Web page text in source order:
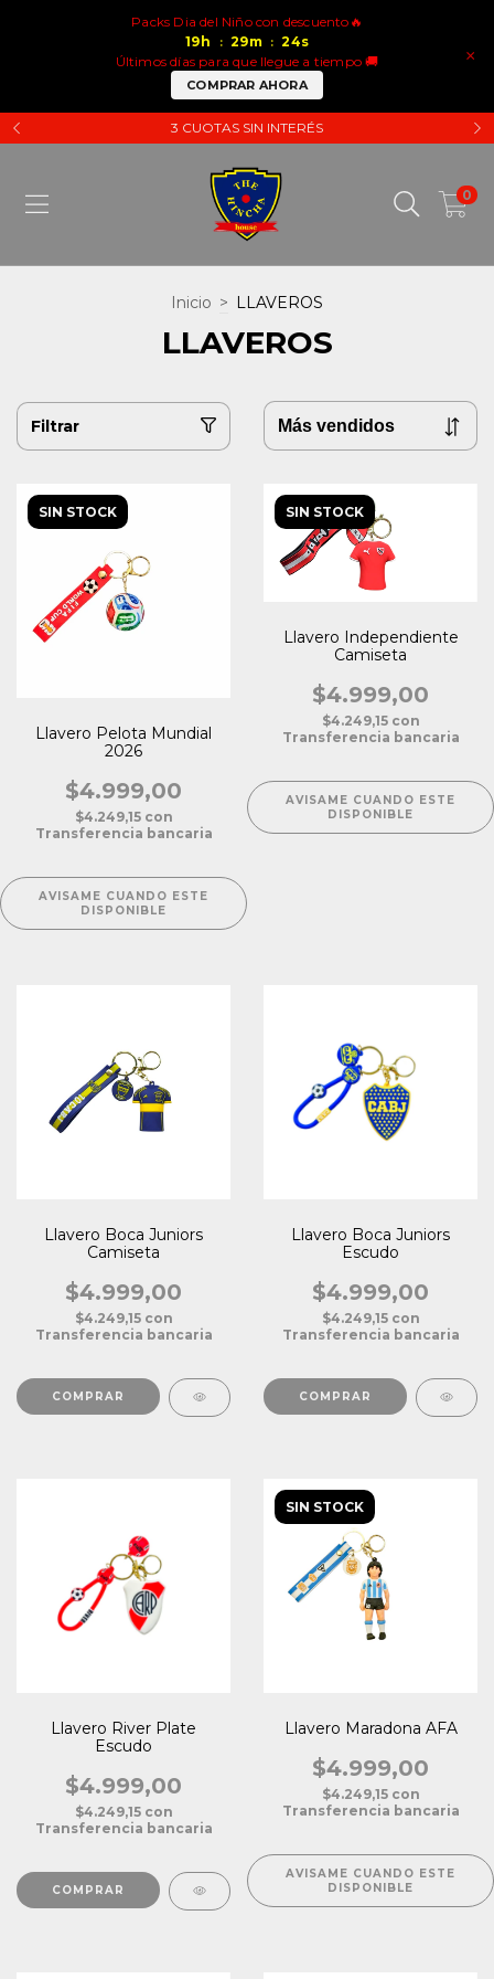
×
Packs Dia del Niño con descuento🔥
19 h : 29m : 24s
Últimos días para que llegue a tiempo 🚚
COMPRAR AHORA
3 CUOTAS SIN INTERÉS
0
Inicio > LLAVEROS
LLAVEROS
Filtrar
SIN STOCK
Llavero Pelota Mundial
2026
$4.999,00
$4.249,15 con
Transferencia bancaria
AVISAME CUANDO ESTE
DISPONIBLE
SIN STOCK
Llavero Independiente
Camiseta
$4.999,00
$4.249,15 con
Transferencia bancaria
AVISAME CUANDO ESTE
DISPONIBLE
Llavero Boca Juniors
Camiseta
$4.999,00
$4.249,15 con
Transferencia bancaria
Llavero Boca Juniors
Escudo
$4.999,00
$4.249,15 con
Transferencia bancaria
Llavero River Plate
Escudo
$4.999,00
$4.249,15 con
Transferencia bancaria
SIN STOCK
Llavero Maradona AFA
$4.999,00
$4.249,15 con
Transferencia bancaria
AVISAME CUANDO ESTE
DISPONIBLE